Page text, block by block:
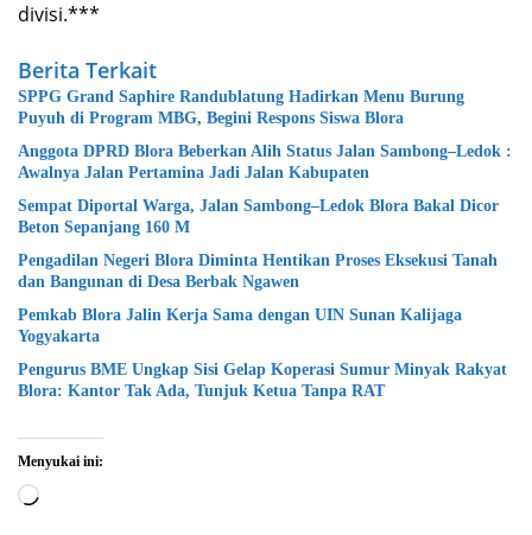
divisi.***
Berita Terkait
SPPG Grand Saphire Randublatung Hadirkan Menu Burung
Puyuh di Program MBG, Begini Respons Siswa Blora
Anggota DPRD Blora Beberkan Alih Status Jalan Sambong–Ledok :
Awalnya Jalan Pertamina Jadi Jalan Kabupaten
Sempat Diportal Warga, Jalan Sambong–Ledok Blora Bakal Dicor
Beton Sepanjang 160 M
Pengadilan Negeri Blora Diminta Hentikan Proses Eksekusi Tanah
dan Bangunan di Desa Berbak Ngawen
‎Pemkab Blora Jalin Kerja Sama dengan UIN Sunan Kalijaga
Yogyakarta
Pengurus BME Ungkap Sisi Gelap Koperasi Sumur Minyak Rakyat
Blora: Kantor Tak Ada, Tunjuk Ketua Tanpa RAT
Menyukai ini:
Memuat...